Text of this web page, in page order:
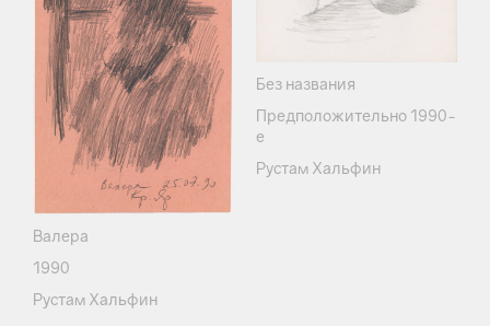
Валера
1990
Рустам Хальфин
Без названия
Предположительно 1990-
е
Рустам Хальфин